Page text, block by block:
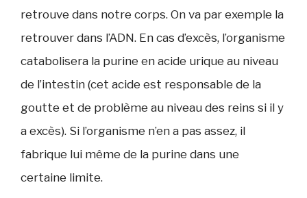
retrouve dans notre corps. On va par exemple la
retrouver dans l’ADN. En cas d’excès, l’organisme
catabolisera la purine en acide urique au niveau
de l’intestin (cet acide est responsable de la
goutte et de problème au niveau des reins si il y
a excès). Si l’organisme n’en a pas assez, il
fabrique lui même de la purine dans une
certaine limite.